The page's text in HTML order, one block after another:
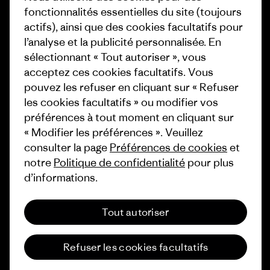
1% For The Planet
Comment nous
finançons
Nos magasins
Industry program
Programme d’affiliation
Patagonia Luxembourg Plan du
site
© 2026 Patagonia, Inc. All Rights Reserved.
français
fonctionnalités essentielles du site (toujours
actifs), ainsi que des cookies facultatifs pour
l’analyse et la publicité personnalisée. En
sélectionnant « Tout autoriser », vous
acceptez ces cookies facultatifs. Vous
pouvez les refuser en cliquant sur « Refuser
les cookies facultatifs » ou modifier vos
préférences à tout moment en cliquant sur
« Modifier les préférences ». Veuillez
consulter la page Préférences de cookies et
notre Politique de confidentialité pour plus
d’informations.
Tout autoriser
Refuser les cookies facultatifs